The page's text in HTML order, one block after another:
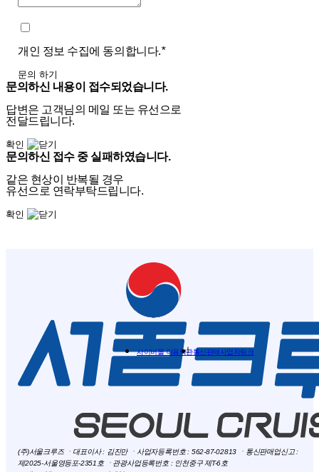
개인 정보 수집에 동의합니다.*
문의 하기
문의하신 내용이 접수되었습니다.
답변은 고객님의 메일 또는 유선으로
전달드립니다.
확인
문의하신 접수 중 실패하였습니다.
같은 현상이 반복될 경우
유선으로 연락부탁드립니다.
확인
사이버몰 이용약관통신판매사업자링크
(주)서울크루즈 ㆍ대표이사 : 김진만 ㆍ사업자등록번호 : 562-87-02813 ㆍ통신판매업신고 :
제2025-서울영등포-2351호 ㆍ관광사업등록번호 : 인천중구 제T-6호